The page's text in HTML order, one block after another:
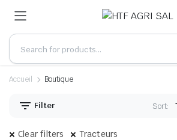
Accueil Boutique
Filter Sort:
Clear filters Tracteurs